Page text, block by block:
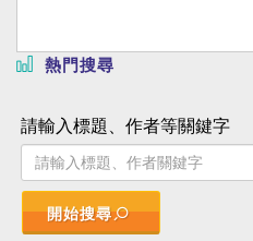
熱門搜尋
請輸入標題、作者等關鍵字
開始搜尋